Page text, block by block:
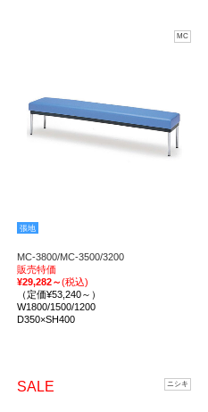
MC
張地
MC-3800/MC-3500/3200
販売特価
¥29,282～(税込)
（定価¥53,240～）
W1800/1500/1200
D350×SH400
SALE ニシキ